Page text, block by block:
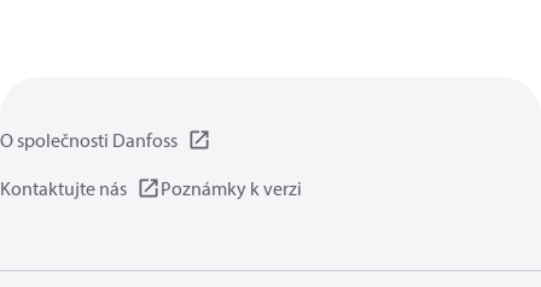
O společnosti Danfoss
Kontaktujte nás
Poznámky k verzi